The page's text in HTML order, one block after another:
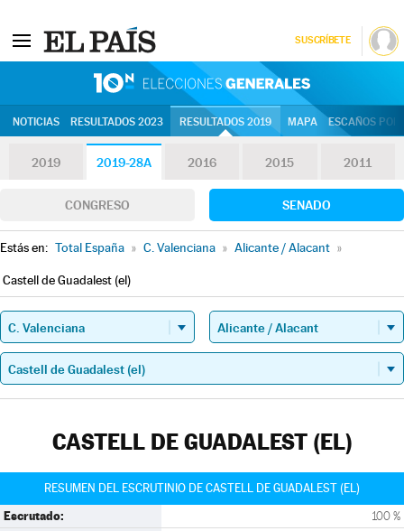
SUSCRÍBETE
NOTICIAS RESULTADOS 2023 RESULTADOS 2019 MAPA ESCAÑOS
2019 2019-28A 2016 2015 2011
CONGRESO SENADO
Estás en: Total España » C. Valenciana » Alicante / Alacant »
Castell de Guadalest (el)
CASTELL DE GUADALEST (EL)
RESUMEN DEL ESCRUTINIO DE CASTELL DE GUADALEST (EL)
Escrutado: 100 %